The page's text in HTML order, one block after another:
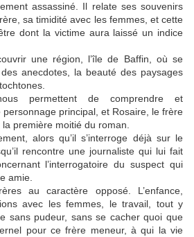
assassiné. Il relate ses souvenirs
sa timidité avec les femmes, et cette
dont la victime aura laissé un indice
une région, l’île de Baffin, où se
anecdotes, la beauté des paysages
permettent de comprendre et
personnage principal, et Rosaire, le frère
première moitié du roman.
alors qu’il s’interroge déjà sur le
rencontre une journaliste qui lui fait
l’interrogatoire du suspect qui
amie.
au caractère opposé. L’enfance,
avec les femmes, le travail, tout y
sans pudeur, sans se cacher quoi que
pour ce frère meneur, à qui la vie